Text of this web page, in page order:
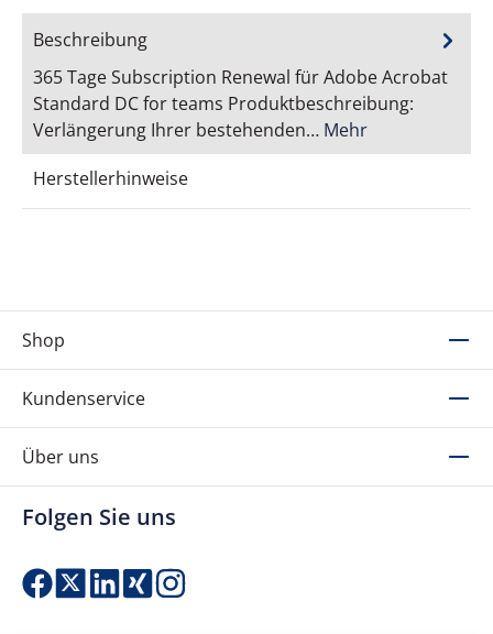
Beschreibung
365 Tage Subscription Renewal für Adobe Acrobat
Standard DC for teams Produktbeschreibung:
Verlängerung Ihrer bestehenden… Mehr
Herstellerhinweise
Shop
Kundenservice
Über uns
Folgen Sie uns